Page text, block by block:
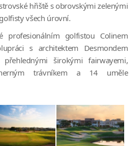
hřiště s obrovskými zelenými
všech úrovní.
profesionálním golfistou Colinem
s architektem Desmondem
přehlednými širokými fairwayemi,
trávníkem a 14 uměle